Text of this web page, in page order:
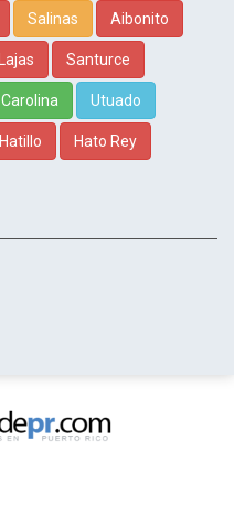
Salinas Aibonito
Lajas Santurce
Carolina Utuado
Hatillo Hato Rey